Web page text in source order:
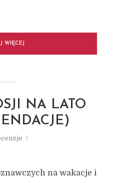
WIĘCEJ
NA LATO
na wakacje i